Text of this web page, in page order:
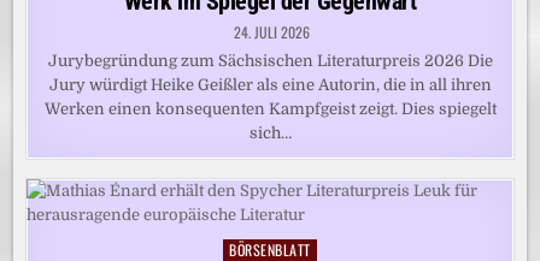
24. JULI 2026
Jurybegründung zum Sächsischen Literaturpreis 2026 Die
Jury würdigt Heike Geißler als eine Autorin, die in all ihren
Werken einen konsequenten Kampfgeist zeigt. Dies spiegelt
sich…
Posted
BÖRSENBLATT